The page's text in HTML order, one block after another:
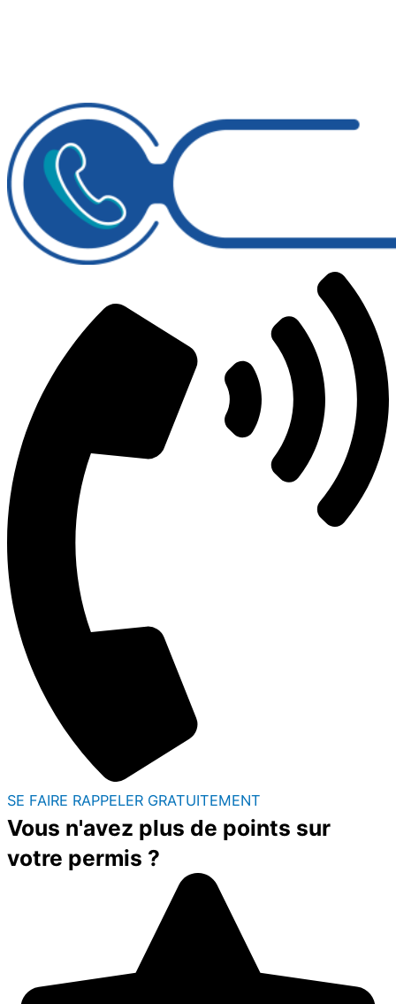
SE FAIRE RAPPELER GRATUITEMENT
Vous n'avez plus de points sur
votre permis ?